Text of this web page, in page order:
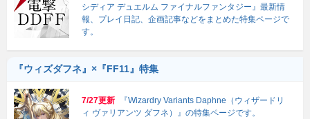
シディア デュエルム ファイナルファンタジー』最新情
報、プレイ日記、企画記事などをまとめた特集ページで
す。
『ウィズダフネ』×『FF11』特集
7/27更新
『Wizardry Variants Daphne（ウィザードリ
ィ ヴァリアンツ ダフネ）』の特集ページです。